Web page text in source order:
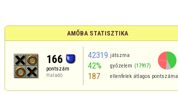
AMŐBA STATISZTIKA
166
pontszám
Haladó
42319 játszma
42% győzelem (17917)
187 ellenfelek átlagos pontszáma